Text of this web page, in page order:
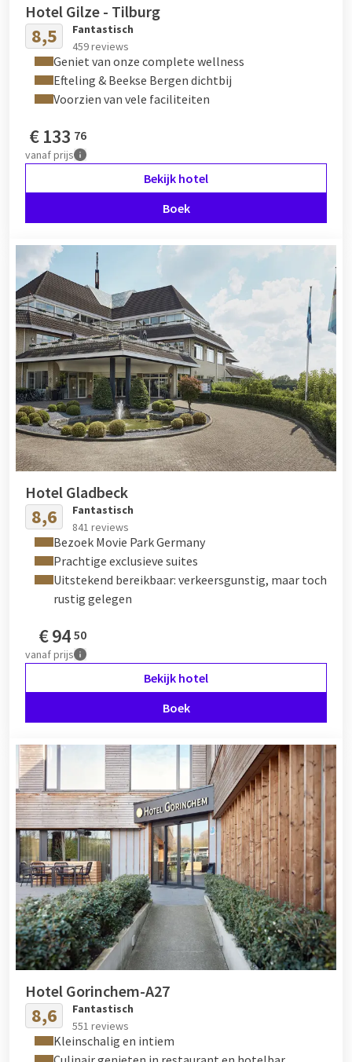
Hotel Gilze - Tilburg
8,5
Fantastisch
459 reviews
Geniet van onze complete wellness
Efteling & Beekse Bergen dichtbij
Voorzien van vele faciliteiten
€133 76
vanafprijs
Bekijk hotel
Boek
Hotel Gladbeck
8,6
Fantastisch
841 reviews
Bezoek Movie Park Germany
Prachtige exclusieve suites
Uitstekend bereikbaar: verkeersgunstig, maar toch
rustig gelegen
€94 50
vanafprijs
Bekijk hotel
Boek
Hotel Gorinchem-A27
8,6
Fantastisch
551 reviews
Kleinschalig en intiem